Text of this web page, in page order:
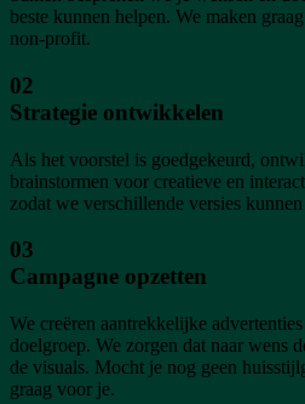
beste kunnen helpen. We maken
non-profit.
02
Strategie ontwikkelen
Als het voorstel is goedgekeurd,
brainstormen voor creatieve en
zodat we verschillende versies kunnen
03
Campagne opzetten
We creëren aantrekkelijke
doelgroep. We zorgen dat naar wens
de visuals. Mocht je nog geen
graag voor je.